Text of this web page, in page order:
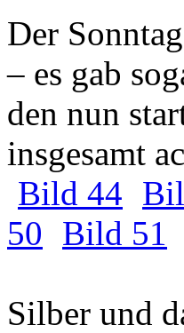
Der
– es gab
den nun
insgesamt
Bild 44
50 Bild 51
Silber und